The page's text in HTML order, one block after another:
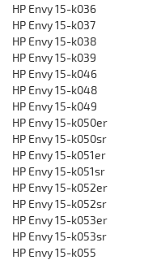
HP Envy 15-k036
HP Envy 15-k037
HP Envy 15-k038
HP Envy 15-k039
HP Envy 15-k046
HP Envy 15-k048
HP Envy 15-k049
HP Envy 15-k050er
HP Envy 15-k050sr
HP Envy 15-k051er
HP Envy 15-k051sr
HP Envy 15-k052er
HP Envy 15-k052sr
HP Envy 15-k053er
HP Envy 15-k053sr
HP Envy 15-k055